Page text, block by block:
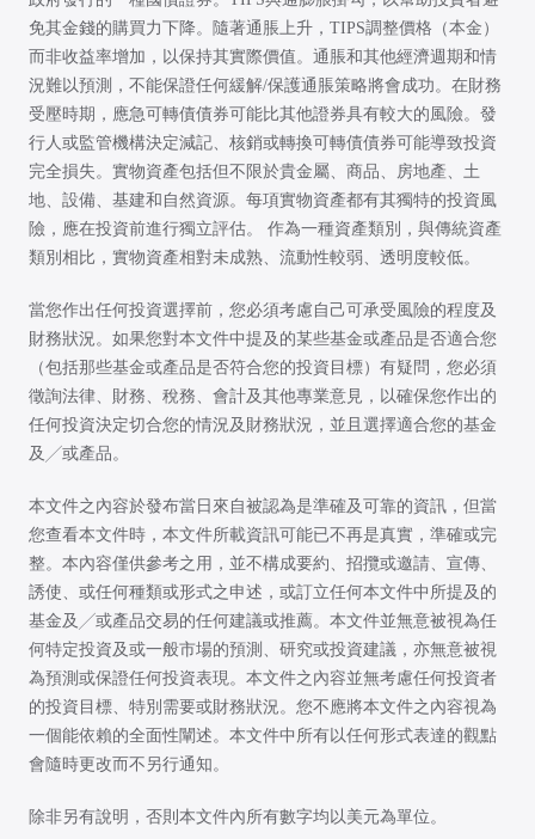
免其金錢的購買力下降。隨著通脹上升，TIPS調整價格（本金）
而非收益率增加，以保持其實際價值。通脹和其他經濟週期和情
況難以預測，不能保證任何緩解/保護通脹策略將會成功。在財務
受壓時期，應急可轉債債券可能比其他證券具有較大的風險。發
行人或監管機構決定減記、核銷或轉換可轉債債券可能導致投資
完全損失。實物資產包括但不限於貴金屬、商品、房地產、土
地、設備、基建和自然資源。每項實物資產都有其獨特的投資風
險，應在投資前進行獨立評估。 作為一種資產類別，與傳統資產
類別相比，實物資產相對未成熟、流動性較弱、透明度較低。
當您作出任何投資選擇前，您必須考慮自己可承受風險的程度及
財務狀況。如果您對本文件中提及的某些基金或產品是否適合您
（包括那些基金或產品是否符合您的投資目標）有疑問，您必須
徵詢法律、財務、稅務、會計及其他專業意見，以確保您作出的
任何投資決定切合您的情況及財務狀況，並且選擇適合您的基金
及╱或產品。
本文件之內容於發布當日來自被認為是準確及可靠的資訊，但當
您查看本文件時，本文件所載資訊可能已不再是真實，準確或完
整。本內容僅供參考之用，並不構成要約、招攬或邀請、宣傳、
誘使、或任何種類或形式之申述，或訂立任何本文件中所提及的
基金及╱或產品交易的任何建議或推薦。本文件並無意被視為任
何特定投資及或一般市場的預測、研究或投資建議，亦無意被視
為預測或保證任何投資表現。本文件之內容並無考慮任何投資者
的投資目標、特別需要或財務狀況。您不應將本文件之內容視為
一個能依賴的全面性闡述。本文件中所有以任何形式表達的觀點
會隨時更改而不另行通知。
除非另有說明，否則本文件內所有數字均以美元為單位。